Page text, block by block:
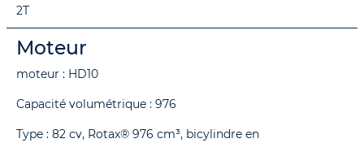
2T
Moteur
moteur : HD10
Capacité volumétrique : 976
Type : 82 cv, Rotax® 976 cm³, bicylindre en